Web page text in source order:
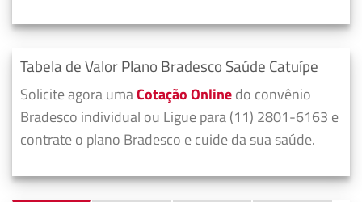
Tabela de Valor Plano Bradesco Saúde Catuípe
Solicite agora umaCotação Onlinedo convênio
Bradesco individual ou Ligue para (11) 2801-6163 e
contrate o plano Bradesco e cuide da sua saúde.